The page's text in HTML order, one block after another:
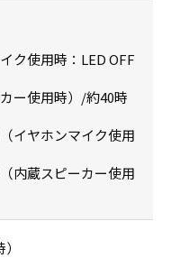
ク使用時：LED OFF
ー使用時）/約40時
イヤホンマイク使用
内蔵スピーカー使用